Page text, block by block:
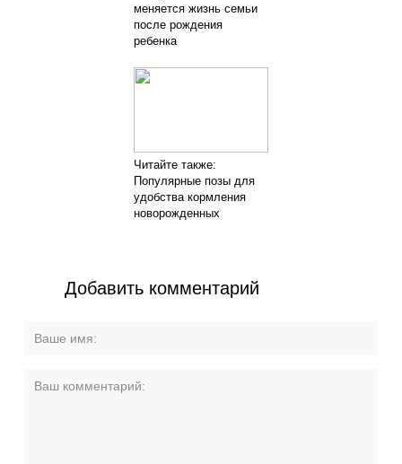
меняется жизнь семьи
после рождения
ребенка
Читайте также:
Популярные позы для
удобства кормления
новорожденных
Добавить комментарий